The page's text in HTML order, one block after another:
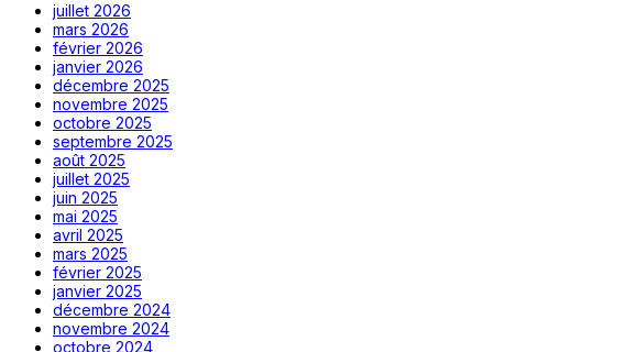
juillet 2026
mars 2026
février 2026
janvier 2026
décembre 2025
novembre 2025
octobre 2025
septembre 2025
août 2025
juillet 2025
juin 2025
mai 2025
avril 2025
mars 2025
février 2025
janvier 2025
décembre 2024
novembre 2024
octobre 2024